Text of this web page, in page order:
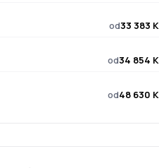
od33 383
od34 854
od48 630